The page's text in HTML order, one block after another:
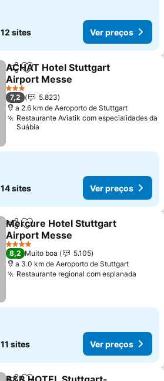
12 sites Ver preços
PartilharAdicionar aos favoritos
ACHAT Hotel Stuttgart
Airport Messe
3 Estrelas
7,2
5.823
a 2.6 km de Aeroporto de Stuttgart
Restaurante Aviatik com especialidades da
Suábia
14 sites Ver preços
PartilharAdicionar aos favoritos
Mercure Hotel Stuttgart
Airport Messe
4 Estrelas
8,2 Muito boa
5.105
a 3.0 km de Aeroporto de Stuttgart
Restaurante regional com esplanada
11 sites Ver preços